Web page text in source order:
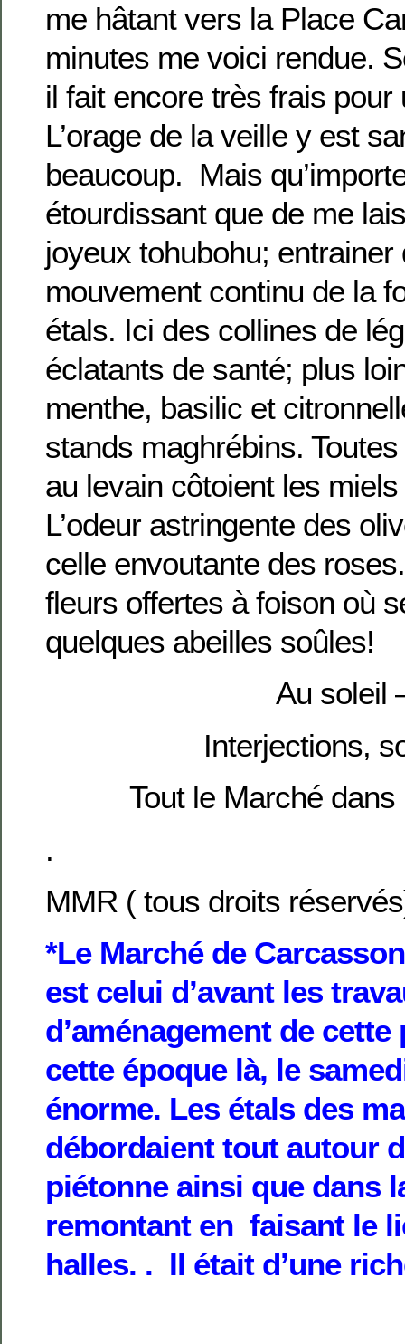
me hâtant vers la Place
minutes me voici rendue.
il fait encore très frais pour
L’orage de la veille y est
beaucoup. Mais
étourdissant que de me
joyeux tohubohu; entrainer
mouvement continu de la
étals. Ici des collines de
éclatants de santé; plus
menthe, basilic et
stands maghrébins.
au levain côtoient les
L’odeur astringente des
celle envoutante des
fleurs offertes à foison où
quelques abeilles soûles!
Au soleil
Interjections,
Tout le Marché
.
MMR ( tous droits
*Le Marché de
est celui d’avant les
d’aménagement de
cette époque là, le
énorme. Les étals des
débordaient tout autour
piétonne ainsi que dans
remontant en faisant le
halles. . Il était d’une